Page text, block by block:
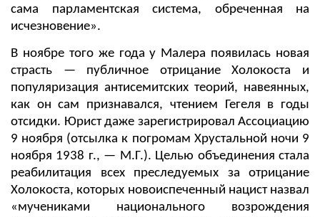
сама парламентская система, обреченная на
исчезновение».
В ноябре того же года у Малера появилась новая
страсть — публичное отрицание Холокоста и
популяризация антисемитских теорий, навеянных,
как он сам признавался, чтением Гегеля в годы
отсидки. Юрист даже зарегистрировал Ассоциацию
9 ноября (отсылка к погромам Хрустальной ночи 9
ноября 1938 г., — М.Г.). Целью объединения стала
реабилитация всех преследуемых за отрицание
Холокоста, которых новоиспеченный нацист назвал
«мучениками национального возрождения